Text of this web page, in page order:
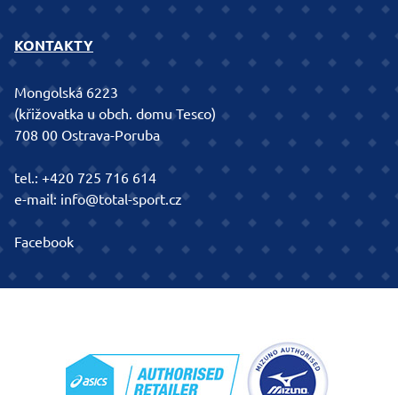
KONTAKTY
Mongolská 6223
(křižovatka u obch. domu Tesco)
708 00 Ostrava-Poruba
tel.:+420 725 716 614
e-mail: info@total-sport.cz
Facebook